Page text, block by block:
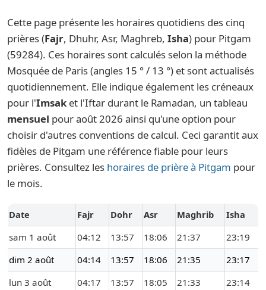
Cette page présente les horaires quotidiens des cinq
prières (Fajr, Dhuhr, Asr, Maghreb, Isha) pour Pitgam
(59284). Ces horaires sont calculés selon la méthode
Mosquée de Paris (angles 15 ° / 13 °) et sont actualisés
quotidiennement. Elle indique également les créneaux
pour l'Imsak et l'Iftar durant le Ramadan, un tableau
mensuel pour août 2026 ainsi qu'une option pour
choisir d'autres conventions de calcul. Ceci garantit aux
fidèles de Pitgam une référence fiable pour leurs
prières. Consultez les horaires de prière à Pitgam pour
le mois.
Date Fajr Dohr Asr Maghrib
Isha
sam 1 août
04:12 13:57 18:06 21:37
23:19
dim 2 août
04:14 13:57 18:06 21:35
23:17
lun 3 août
04:17 13:57 18:05 21:33 23:14